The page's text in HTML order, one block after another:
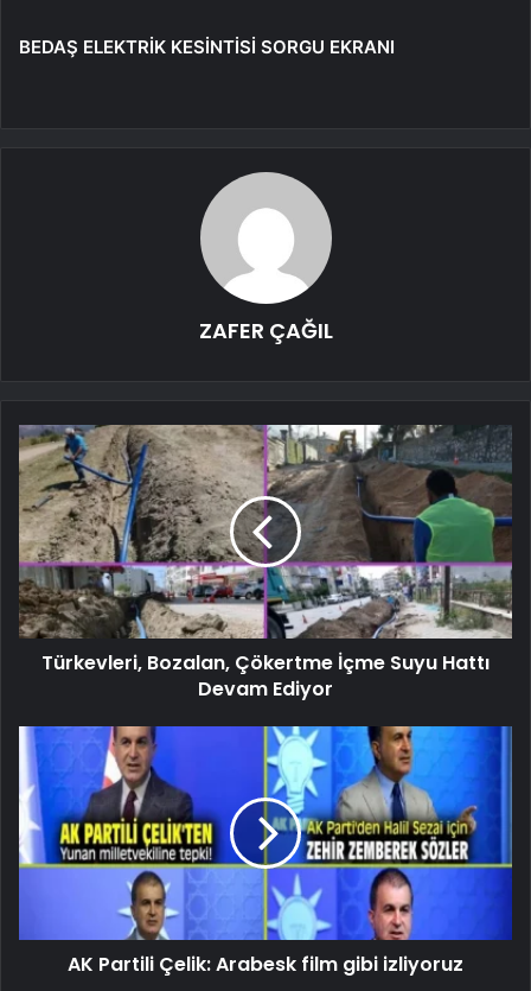
BEDAŞ ELEKTRİK KESİNTİSİ SORGU EKRANI
ZAFER ÇAĞIL
Türkevleri, Bozalan, Çökertme İçme Suyu Hattı
Devam Ediyor
AK Partili Çelik: Arabesk film gibi izliyoruz